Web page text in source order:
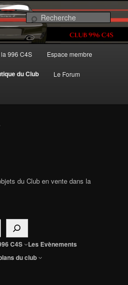
996 C4S Espace membre
du Club Le Forum
du Club en vente dans la
C4S
Les Evènements
du club